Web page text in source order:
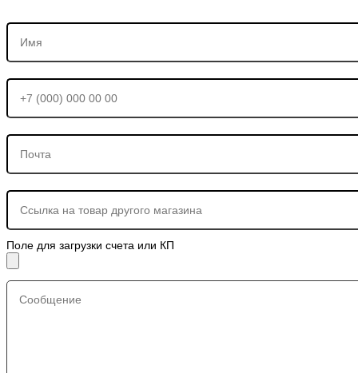
Поле для загрузки счета или КП